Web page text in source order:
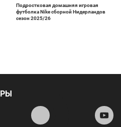
Подростковая домашняя игровая
футболка Nike сборной Нидерландов
сезон 2025/26